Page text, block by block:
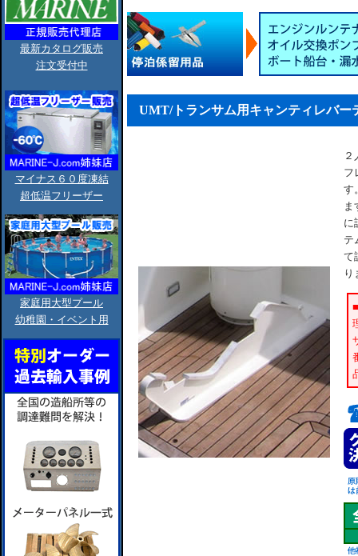
最新カタログ販売
注文受付中
マイナス６０度凍結
超低温フリーザー
家庭用大型プール
幼稚園・イベント用
UMT/トランサム用キャンティレバー
フ
す
ま
に
テ
て
り